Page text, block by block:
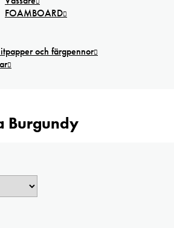
FOAMBOARD
och färgpennor
Burgundy